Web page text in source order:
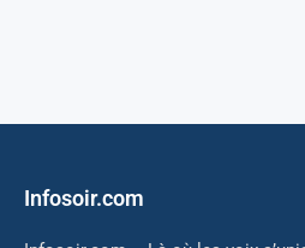
Infosoir.com